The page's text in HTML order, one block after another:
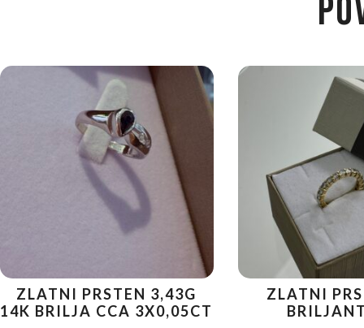
ZLATNI PRSTEN 3,43G
14K BRILJA CCA 3X0,05CT
ZLATNI